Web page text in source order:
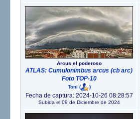
Arcus el poderoso
ATLAS: Cumulonimbus arcus (cb arc)
Foto TOP-10
Toni ( )
Fecha de captura: 2024-10-26 08:28:57
Subida el 09 de Diciembre de 2024